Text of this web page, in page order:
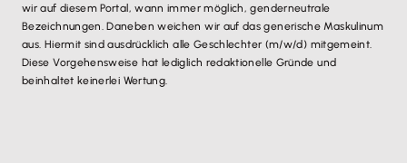
wir auf diesem Portal, wann immer möglich, genderneutrale
Bezeichnungen. Daneben weichen wir auf das generische Maskulinum
aus. Hiermit sind ausdrücklich alle Geschlechter (m/w/d) mitgemeint.
Diese Vorgehensweise hat lediglich redaktionelle Gründe und
beinhaltet keinerlei Wertung.